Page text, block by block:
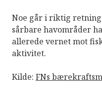
Noe går i riktig
sårbare havområder
allerede vernet mot
aktivitet.
Kilde: FNs